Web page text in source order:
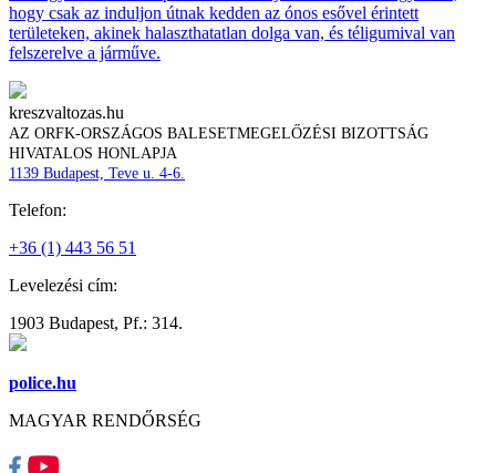
hogy csak az induljon útnak kedden az ónos esővel érintett
területeken, akinek halaszthatatlan dolga van, és téligumival van
felszerelve a járműve.
kreszvaltozas.hu
AZ ORFK-ORSZÁGOS BALESETMEGELŐZÉSI BIZOTTSÁG
HIVATALOS HONLAPJA
1139 Budapest, Teve u. 4-6.
Telefon:
+36 (1) 443 56 51
Levelezési cím:
1903 Budapest, Pf.: 314.
police.hu
MAGYAR RENDŐRSÉG